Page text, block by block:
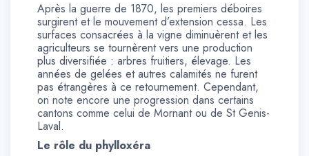
Après la guerre de 1870, les premiers déboires
surgirent et le mouvement d’extension cessa. Les
surfaces consacrées à la vigne diminuèrent et les
agriculteurs se tournèrent vers une production
plus diversifiée : arbres fruitiers, élevage. Les
années de gelées et autres calamités ne furent
pas étrangères à ce retournement. Cependant,
on note encore une progression dans certains
cantons comme celui de Mornant ou de St Genis-
Laval.
Le rôle du phylloxéra